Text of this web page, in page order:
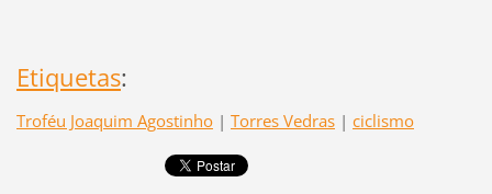
Etiquetas:
Troféu Joaquim Agostinho | Torres Vedras | ciclismo